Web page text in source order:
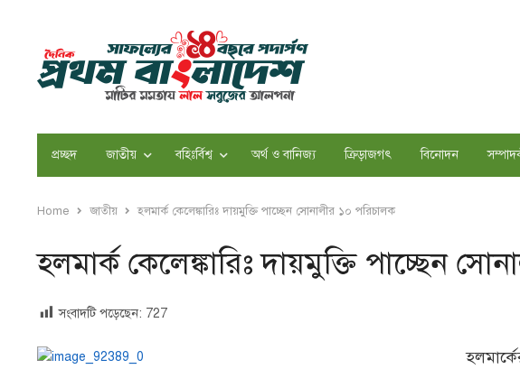
প্রচ্ছদ জাতীয় বহিঃর্বিশ্ব অর্থ ও বানিজ্য ক্রিড়াজগৎ বিনোদন
Home জাতীয় হলমার্ক কেলেঙ্কারিঃ দায়মুক্তি পাচ্ছেন সোনালীর ১০ পরিচালক
হলমার্ক কেলেঙ্কারিঃ দায়মুক্তি পাচ্ছেন
সংবাদটি পড়েছেন: 727